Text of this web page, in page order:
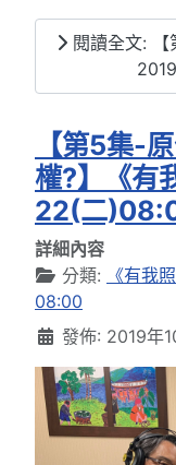
閱讀全文: 【
【第5集-
權?】《有
22(二
詳細內容
分類:
《有我
08:00
發佈: 2019年